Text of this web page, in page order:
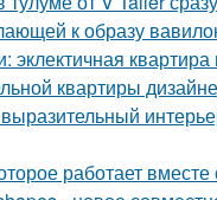
к образу
эклектичная
квартиры
работает